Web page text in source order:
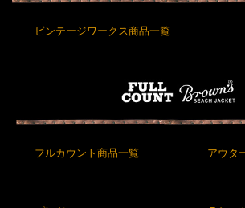
ビンテージワークス商品一覧
フルカウント商品一覧 アウタ